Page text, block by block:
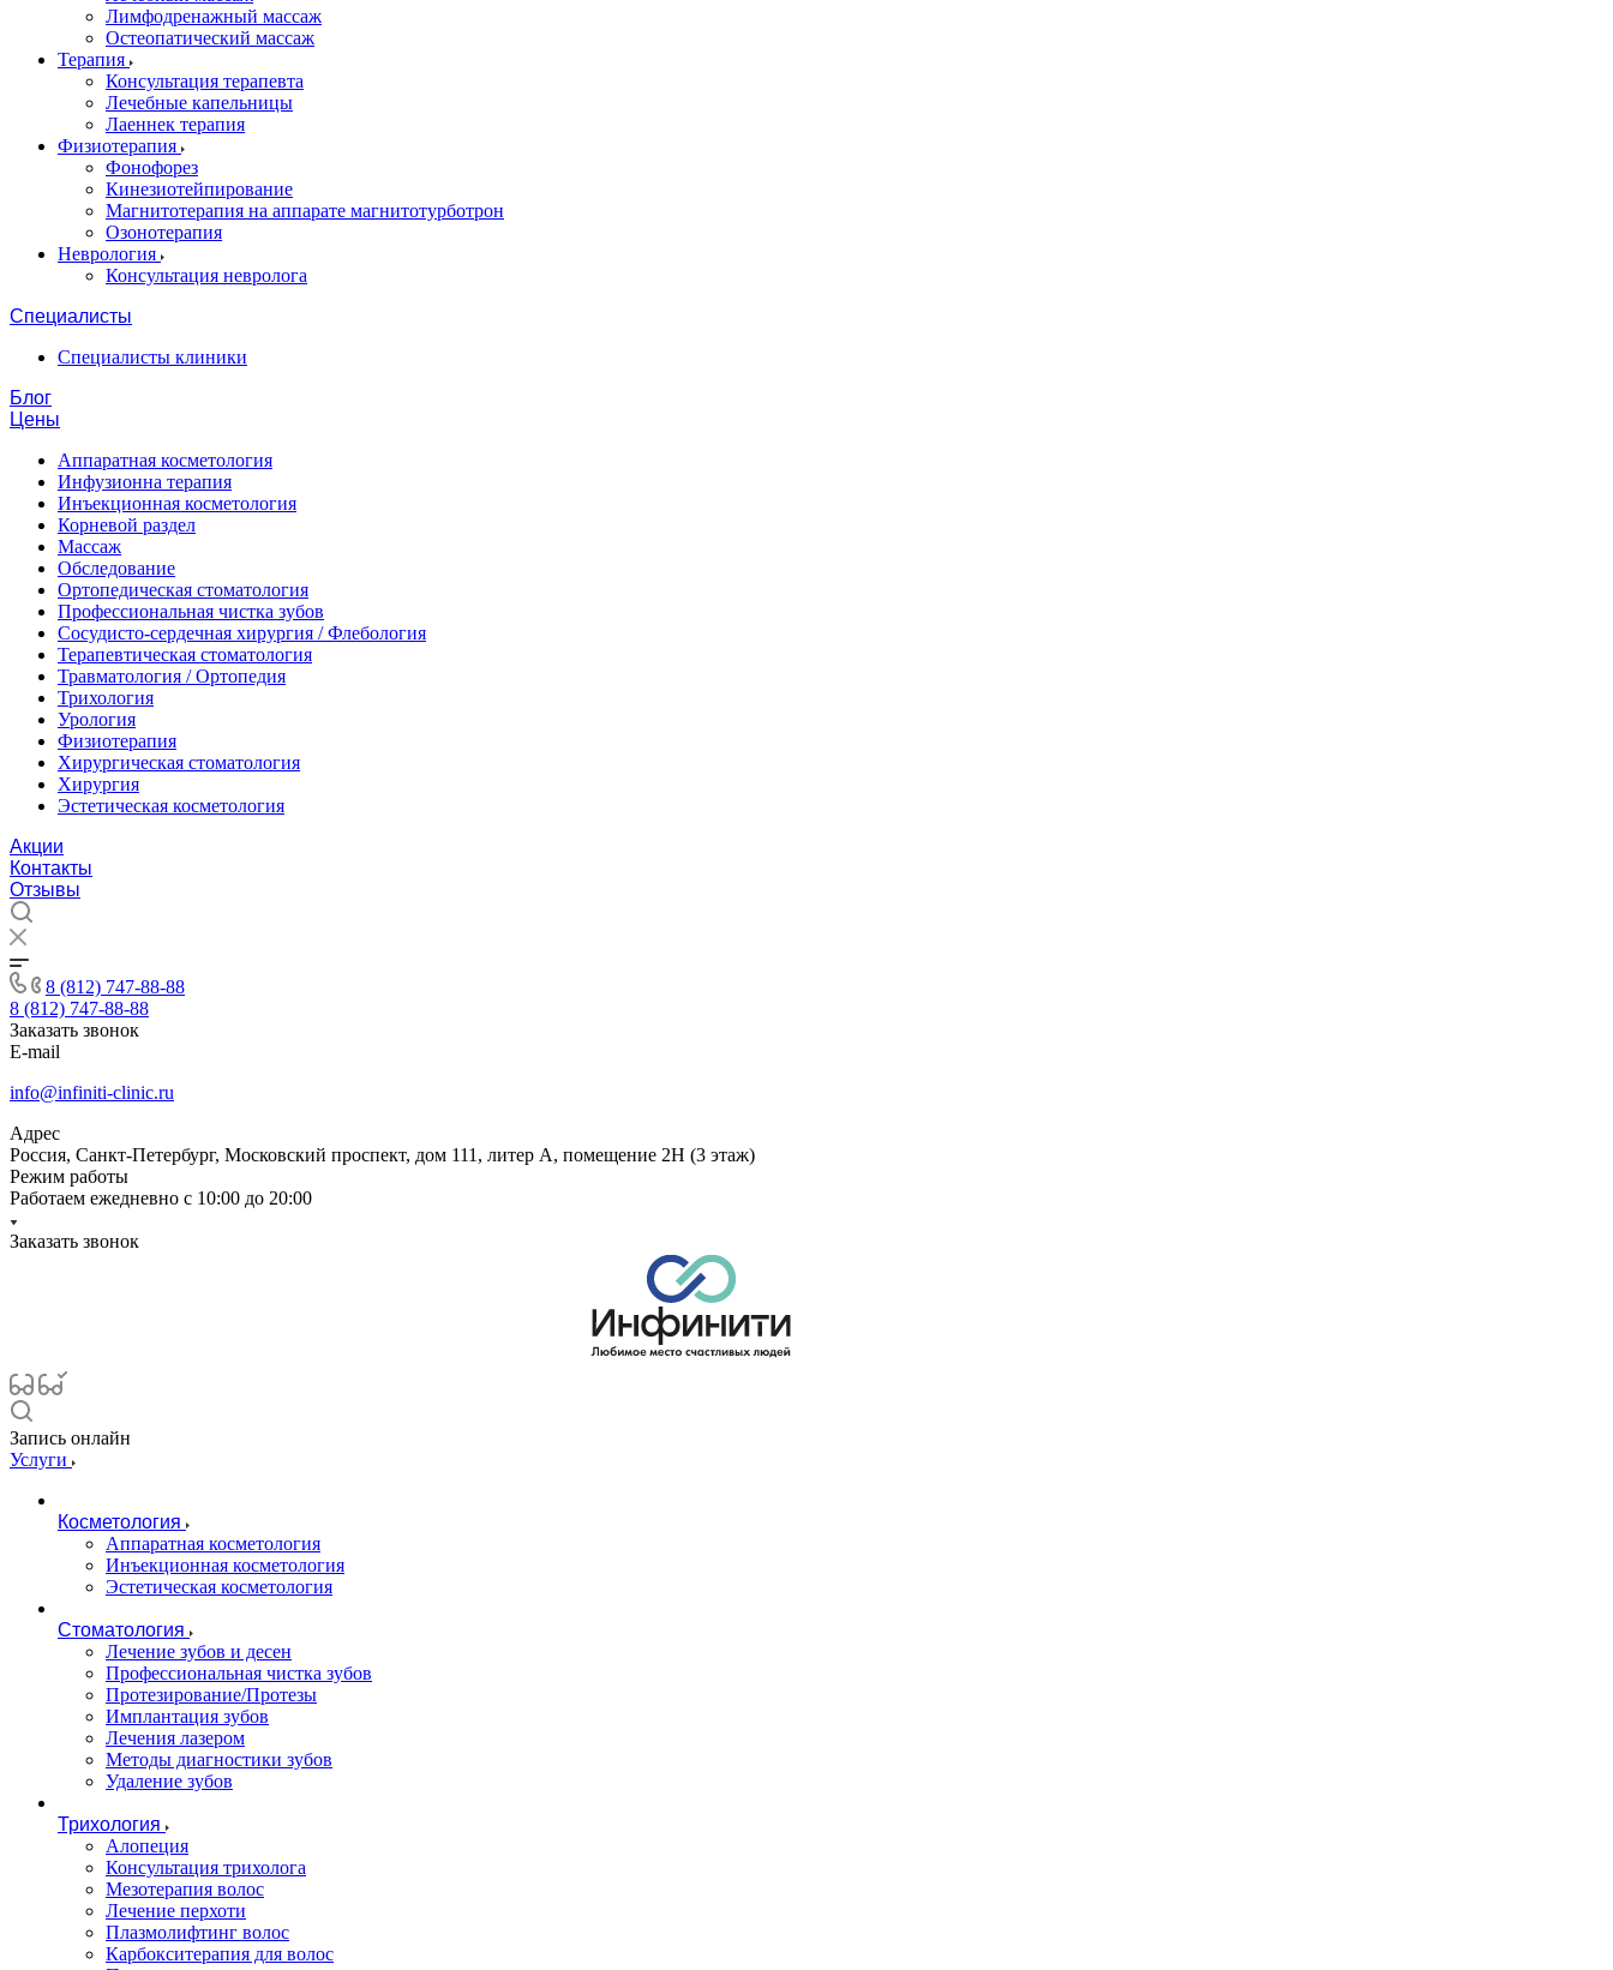
Лимфодренажный массаж
Остеопатический массаж
Терапия
Консультация терапевта
Лечебные капельницы
Лаеннек терапия
Физиотерапия
Фонофорез
Кинезиотейпирование
Магнитотерапия на аппарате магнитотурботрон
Озонотерапия
Неврология
Консультация невролога
Специалисты
Специалисты клиники
Блог
Цены
Аппаратная косметология
Инфузионна терапия
Инъекционная косметология
Корневой раздел
Массаж
Обследование
Ортопедическая стоматология
Профессиональная чистка зубов
Сосудисто-сердечная хирургия / Флебология
Терапевтическая стоматология
Травматология / Ортопедия
Трихология
Урология
Физиотерапия
Хирургическая стоматология
Хирургия
Эстетическая косметология
Акции
Контакты
Отзывы
8 (812) 747-88-88
8 (812) 747-88-88
Заказать звонок
E-mail
info@infiniti-clinic.ru
Адрес
Россия, Санкт-Петербург, Московский проспект, дом 111, литер А, помещение 2Н (3 этаж)
Режим работы
Работаем ежедневно с 10:00 до 20:00
Заказать звонок
Запись онлайн
Услуги
Косметология
Аппаратная косметология
Инъекционная косметология
Эстетическая косметология
Стоматология
Лечение зубов и десен
Профессиональная чистка зубов
Протезирование/Протезы
Имплантация зубов
Лечения лазером
Методы диагностики зубов
Удаление зубов
Трихология
Алопеция
Консультация трихолога
Мезотерапия волос
Лечение перхоти
Плазмолифтинг волос
Карбокситерапия для волос